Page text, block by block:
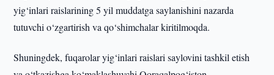
yig‘inlari raislarining 5 yil muddatga saylanishini nazarda
tutuvchi o‘zgartirish va qo‘shimchalar kiritilmoqda.
Shuningdek, fuqarolar yig‘inlari raislari saylovini tashkil etish